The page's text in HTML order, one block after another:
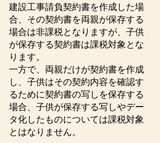
建設工事請負契約書を作成した場
合、その契約書を両親が保存する
場合は非課税となりますが、子供
が保存する契約書は課税対象とな
ります。
一方で、両親だけが契約書を作成
し、子供はその契約内容を確認す
るために契約書の写しを保存する
場合、子供が保存する写しやデー
タ化したものについては課税対象
とはなりません。